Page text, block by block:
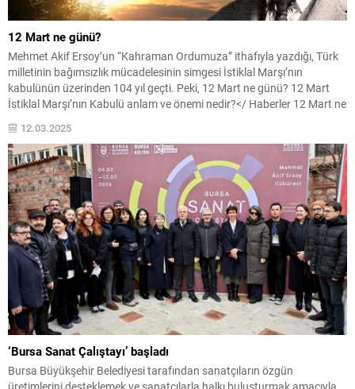
12 Mart ne günü?
Mehmet Akif Ersoy’un “Kahraman Ordumuza” ithafıyla yazdığı, Türk
milletinin bağımsızlık mücadelesinin simgesi İstiklal Marşı’nın
kabulünün üzerinden 104 yıl geçti. Peki, 12 Mart ne günü? 12 Mart
İstiklal Marşı’nın Kabulü anlam ve önemi nedir?</ Haberler 12 Mart ne
Mehmet Akif Ersoy’un...
12.03.2025
‘Bursa Sanat Çalıştayı’ başladı
Bursa Büyükşehir Belediyesi tarafından sanatçıların özgün
üretimlerini desteklemek ve sanatçılarla halkı buluşturmak amacıyla